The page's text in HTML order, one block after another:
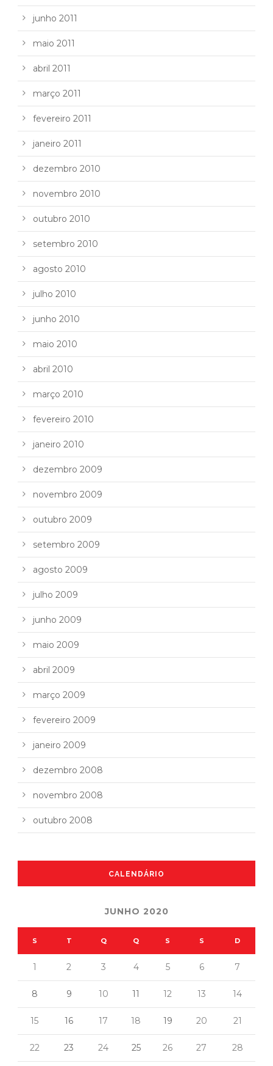
junho 2011
maio 2011
abril 2011
março 2011
fevereiro 2011
janeiro 2011
dezembro 2010
novembro 2010
outubro 2010
setembro 2010
agosto 2010
julho 2010
junho 2010
maio 2010
abril 2010
março 2010
fevereiro 2010
janeiro 2010
dezembro 2009
novembro 2009
outubro 2009
setembro 2009
agosto 2009
julho 2009
junho 2009
maio 2009
abril 2009
março 2009
fevereiro 2009
janeiro 2009
dezembro 2008
novembro 2008
outubro 2008
CALENDÁRIO
JUNHO 2020
S T Q Q S S D
1 2 3 4 5 6 7
8 9 10 11 12 13 14
15 16 17 18 19 20 21
22 23 24 25 26 27 28